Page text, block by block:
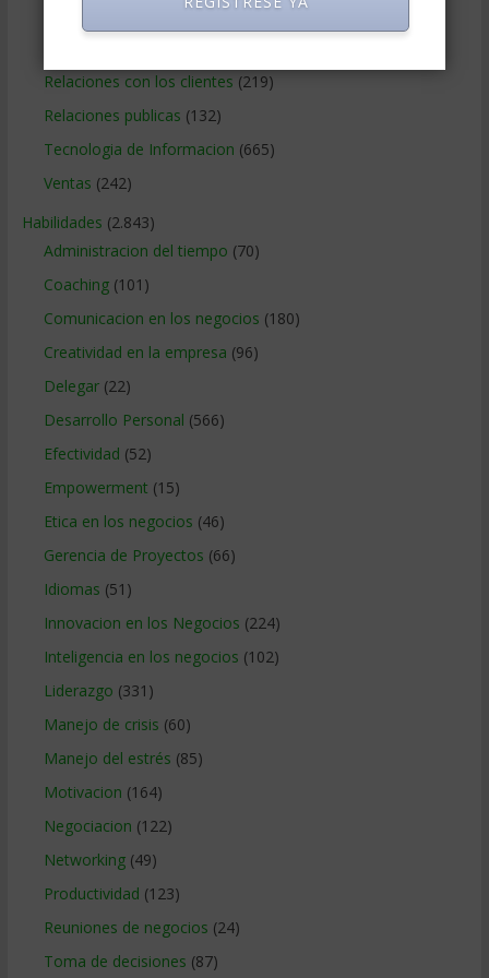
Relaciones con los clientes (219)
Relaciones publicas (132)
Tecnologia de Informacion (665)
Ventas (242)
Habilidades (2.843)
Administracion del tiempo (70)
Coaching(101)
Comunicacion en los negocios (180)
Creatividad en la empresa (96)
Delegar(22)
Desarrollo Personal (566)
Efectividad (52)
Empowerment (15)
Etica en los negocios (46)
Gerencia de Proyectos (66)
Idiomas (51)
Innovacion en los Negocios (224)
Inteligencia en los negocios (102)
Liderazgo (331)
Manejo de crisis (60)
Manejo del estrés (85)
Motivacion (164)
Negociacion (122)
Networking(49)
Productividad (123)
Reuniones de negocios (24)
Toma de decisiones (87)